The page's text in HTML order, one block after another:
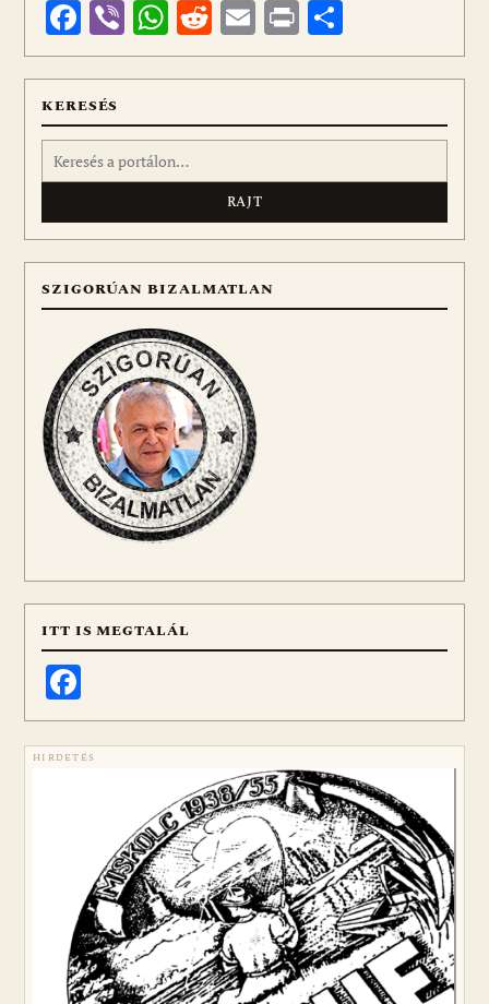
Facebook
ViberWhatsApp
Reddit
Email
Print
meg
KERESÉS
Keresés:
SZIGORÚAN BIZALMATLAN
ITT IS MEGTALÁL
HIRDETÉS